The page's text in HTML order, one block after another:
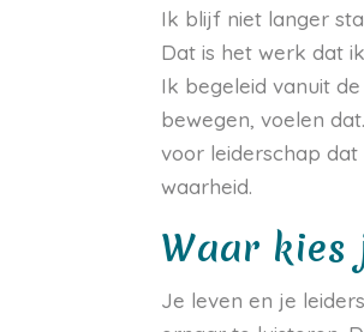
Ik blijf niet langer
Dat is het werk dat
Ik begeleid vanuit
bewegen, voelen
voor leiderschap
waarheid.
Waar
Je leven en je